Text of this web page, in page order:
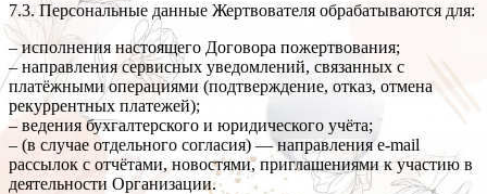
7.3. Персональные данные Жертвователя обрабатываются для:
– исполнения настоящего Договора пожертвования;
– направления сервисных уведомлений, связанных с
платёжными операциями (подтверждение, отказ, отмена
рекуррентных платежей);
– ведения бухгалтерского и юридического учёта;
– (в случае отдельного согласия) — направления e-mail
рассылок с отчётами, новостями, приглашениями к участию в
деятельности Организации.